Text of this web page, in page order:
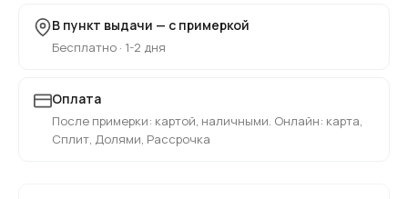
В пункт выдачи — с примеркой
Бесплатно · 1-2 дня
Оплата
После примерки: картой, наличными. Онлайн: карта,
Сплит, Долями, Рассрочка